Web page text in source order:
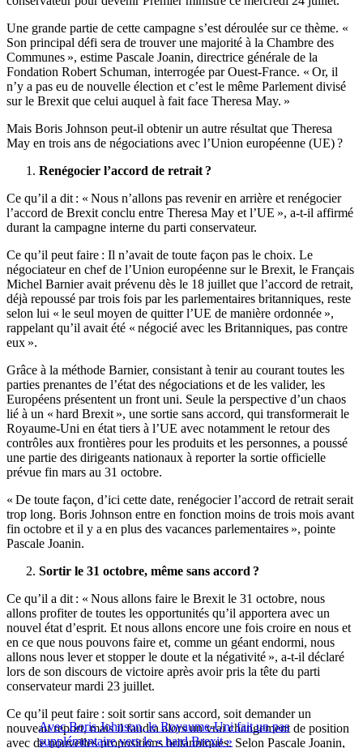
Une grande partie de cette campagne s’est déroulée sur ce thème. «
Son principal défi sera de trouver une majorité à la Chambre des
Communes », estime Pascale Joanin, directrice générale de la
Fondation Robert Schuman, interrogée par Ouest-France. « Or, il
n’y a pas eu de nouvelle élection et c’est le même Parlement divisé
sur le Brexit que celui auquel à fait face Theresa May. »
Mais Boris Johnson peut-il obtenir un autre résultat que Theresa
May en trois ans de négociations avec l’Union européenne (UE) ?
Renégocier l’accord de retrait ?
Ce qu’il a dit : « Nous n’allons pas revenir en arrière et renégocier
l’accord de Brexit conclu entre Theresa May et l’UE », a-t-il affirmé
durant la campagne interne du parti conservateur.
Ce qu’il peut faire : Il n’avait de toute façon pas le choix. Le
négociateur en chef de l’Union européenne sur le Brexit, le Français
Michel Barnier avait prévenu dès le 18 juillet que l’accord de retrait,
déjà repoussé par trois fois par les parlementaires britanniques, reste
selon lui « le seul moyen de quitter l’UE de manière ordonnée »,
rappelant qu’il avait été « négocié avec les Britanniques, pas contre
eux ».
Grâce à la méthode Barnier, consistant à tenir au courant toutes les
parties prenantes de l’état des négociations et de les valider, les
Européens présentent un front uni. Seule la perspective d’un chaos
lié à un « hard Brexit », une sortie sans accord, qui transformerait le
Royaume-Uni en état tiers à l’UE avec notamment le retour des
contrôles aux frontières pour les produits et les personnes, a poussé
une partie des dirigeants nationaux à reporter la sortie officielle
prévue fin mars au 31 octobre.
« De toute façon, d’ici cette date, renégocier l’accord de retrait serait
trop long. Boris Johnson entre en fonction moins de trois mois avant
fin octobre et il y a en plus des vacances parlementaires », pointe
Pascale Joanin.
Sortir le 31 octobre, même sans accord ?
Ce qu’il a dit : « Nous allons faire le Brexit le 31 octobre, nous
allons profiter de toutes les opportunités qu’il apportera avec un
nouvel état d’esprit. Et nous allons encore une fois croire en nous et
en ce que nous pouvons faire et, comme un géant endormi, nous
allons nous lever et stopper le doute et la négativité », a-t-il déclaré
lors de son discours de victoire après avoir pris la tête du parti
conservateur mardi 23 juillet.
Avec Boris Johnson, le Royaume-Uni fait un pas
supplémentaire vers le « hard Brexit »
Ce qu’il peut faire : soit sortir sans accord, soit demander un
nouveau report, mais il faudra alors un vrai changement de position
avec de nouvelles propositions britanniques. Selon Pascale Joanin,